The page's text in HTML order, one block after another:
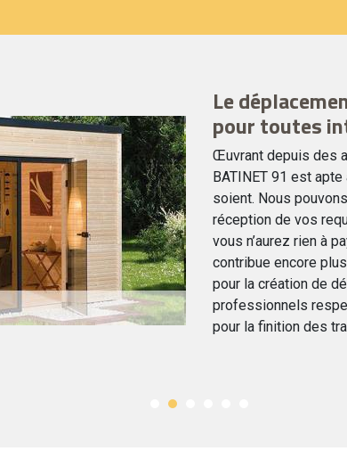
Le
pour toutes
Œuvrant depuis des
BATINET 91 est
soient. Nous
réception de vos
vous n’aurez rien à
contribue encore
pour la création de
professionnels
pour la finition des